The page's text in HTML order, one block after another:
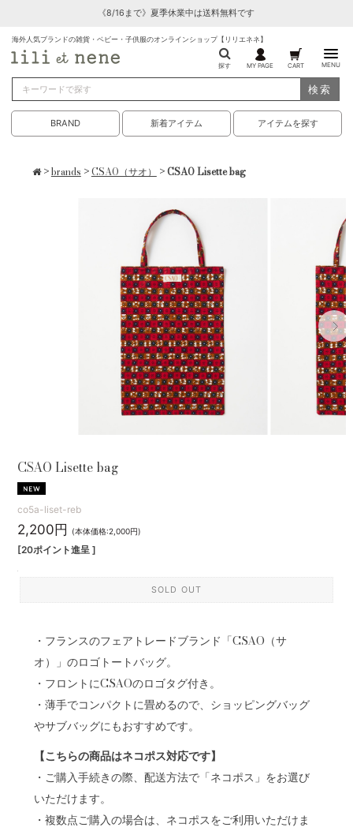
《8/16まで》夏季休業中は送料無料です
海外人気ブランドの雑貨・ベビー・子供服のオンラインショップ【リリエネネ】
探す MY PAGE CART MENU
検索
BRAND 新着アイテム アイテムを探す
>brands >CSAO（サオ） > CSAO Lisette bag
CSAO Lisette bag
co5a-liset-reb
2,200円 (本体価格:2,000円)
[20ポイント進呈 ]
SOLD OUT
・フランスのフェアトレードブランド「CSAO（サ
オ）」のロゴトートバッグ。
・フロントにCSAOのロゴタグ付き。
・薄手でコンパクトに畳めるので、ショッピングバッグ
やサブバッグにもおすすめです。
【こちらの商品はネコポス対応です】
・ご購入手続きの際、配送方法で「ネコポス」をお選び
いただけます。
・複数点ご購入の場合は、ネコポスをご利用いただけま